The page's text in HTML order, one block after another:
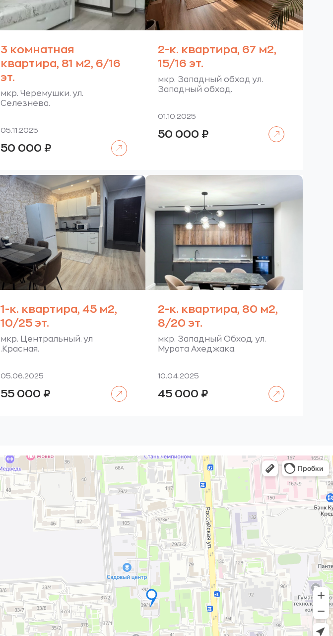
3 комнатная
квартира, 81 м2, 6/16
эт.
мкр. Черемушки. ул.
Селезнева.
05.11.2025
50 000 ₽
2-к. квартира, 67 м2,
15/16 эт.
мкр. Западный обход ул.
Западный обход.
01.10.2025
50 000 ₽
1-к. квартира, 45 м2,
10/25 эт.
мкр. Центральный. ул
.Красная.
05.06.2025
55 000 ₽
2-к. квартира, 80 м2,
8/20 эт.
мкр. Западный Обход. ул.
Мурата Ахеджака.
10.04.2025
45 000 ₽